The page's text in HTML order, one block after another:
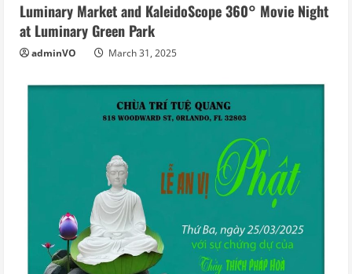
Luminary Market and KaleidoScope 360° Movie Night
at Luminary Green Park
adminVO March 31, 2025